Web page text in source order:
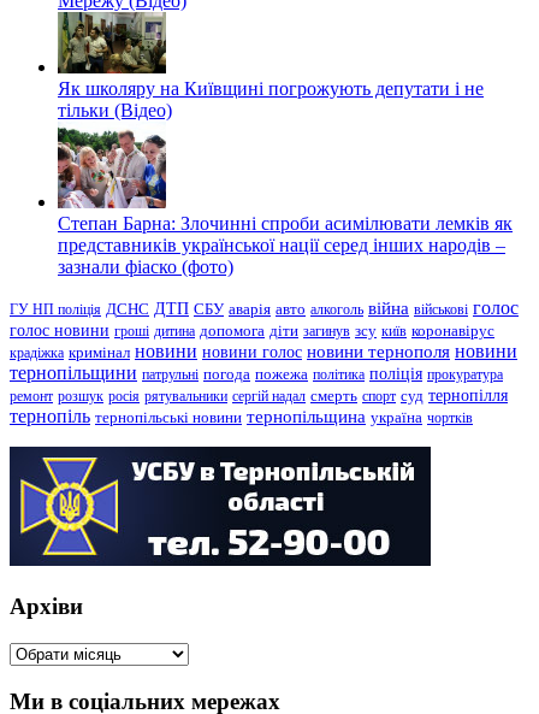
Як школяру на Київщині погрожують депутати і не
тільки (Відео)
Степан Барна: Злочинні спроби асимілювати лемків як
представників української нації серед інших народів –
зазнали фіаско (фото)
ГУ НП поліція ДСНС ДТП СБУ аварія авто алкоголь війна військові голос
голос новини гроші дитина допомога діти загинув зсу київ коронавірус
крадіжка кримінал новини новини голос новини тернополя новини
тернопільщини патрульні погода пожежа політика поліція прокуратура
ремонт розшук росія рятувальники сергій надал смерть спорт суд тернопілля
тернопіль тернопільські новини тернопільщина україна чортків
Архіви
Архіви
Ми в соціальних мережах